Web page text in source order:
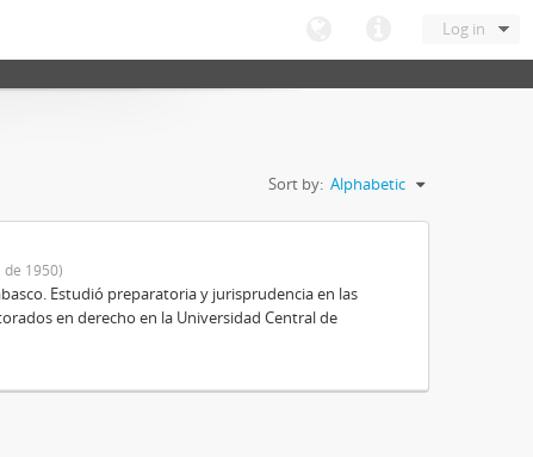
Log in
Sort by: Alphabetic
1950)
Estudió preparatoria y jurisprudencia en las
en derecho en la Universidad Central de